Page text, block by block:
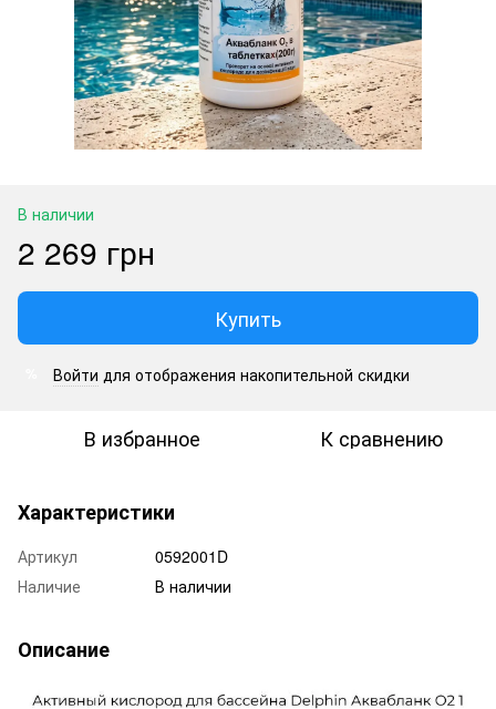
В наличии
2 269 грн
Купить
Войти для отображения накопительной скидки
В избранное К сравнению
Характеристики
Артикул
0592001D
Наличие
В наличии
Описание